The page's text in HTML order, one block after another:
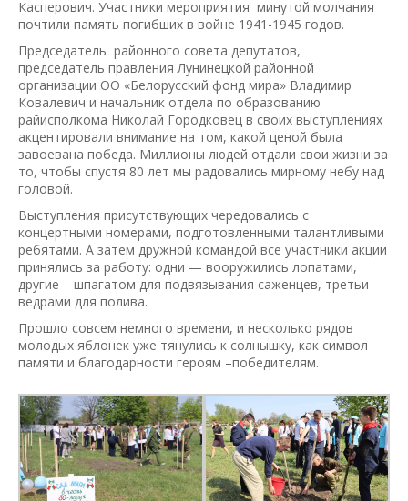
Касперович. Участники мероприятия минутой молчания
почтили память погибших в войне 1941-1945 годов.
Председатель районного совета депутатов,
председатель правления Лунинецкой районной
организации ОО «Белорусский фонд мира» Владимир
Ковалевич и начальник отдела по образованию
райисполкома Николай Городковец в своих выступлениях
акцентировали внимание на том, какой ценой была
завоевана победа. Миллионы людей отдали свои жизни за
то, чтобы спустя 80 лет мы радовались мирному небу над
головой.
Выступления присутствующих чередовались с
концертными номерами, подготовленными талантливыми
ребятами. А затем дружной командой все участники акции
принялись за работу: одни — вооружились лопатами,
другие – шпагатом для подвязывания саженцев, третьи –
ведрами для полива.
Прошло совсем немного времени, и несколько рядов
молодых яблонек уже тянулись к солнышку, как символ
памяти и благодарности героям –победителям.